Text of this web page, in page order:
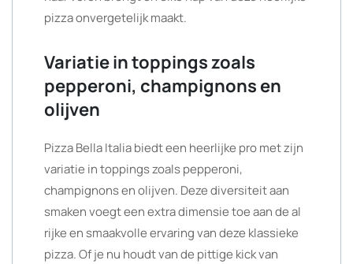
pizza onvergetelijk maakt.
Variatie in toppings zoals
pepperoni, champignons en
olijven
Pizza Bella Italia biedt een heerlijke pro met zijn
variatie in toppings zoals pepperoni,
champignons en olijven. Deze diversiteit aan
smaken voegt een extra dimensie toe aan de al
rijke en smaakvolle ervaring van deze klassieke
pizza. Of je nu houdt van de pittige kick van